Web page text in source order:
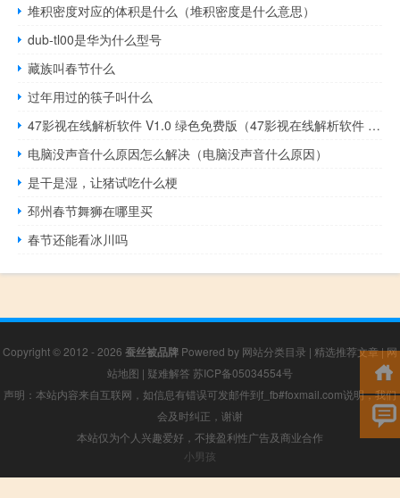
堆积密度对应的体积是什么（堆积密度是什么意思）
dub-tl00是华为什么型号
藏族叫春节什么
过年用过的筷子叫什么
47影视在线解析软件 V1.0 绿色免费版（47影视在线解析软件 V1.0 绿色免费版功能简介）
电脑没声音什么原因怎么解决（电脑没声音什么原因）
是干是湿，让猪试吃什么梗
邳州春节舞狮在哪里买
春节还能看冰川吗
Copyright © 2012 - 2026 蚕丝被品牌 Powered by 网站分类目录 | 精选推荐文章|网
站地图 | 疑难解答 苏ICP备05034554号
声明：本站内容来自互联网，如信息有错误可发邮件到f_fb#foxmail.com说明，我们
会及时纠正，谢谢
本站仅为个人兴趣爱好，不接盈利性广告及商业合作
小男孩